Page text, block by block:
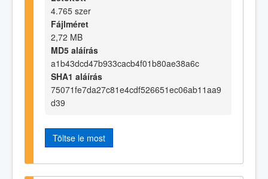
4.765 szer
Fájlméret
2,72 MB
MD5 aláírás
a1b43dcd47b933cacb4f01b80ae38a6c
SHA1 aláírás
75071fe7da27c81e4cdf526651ec06ab11aa9
d39
Töltse le most